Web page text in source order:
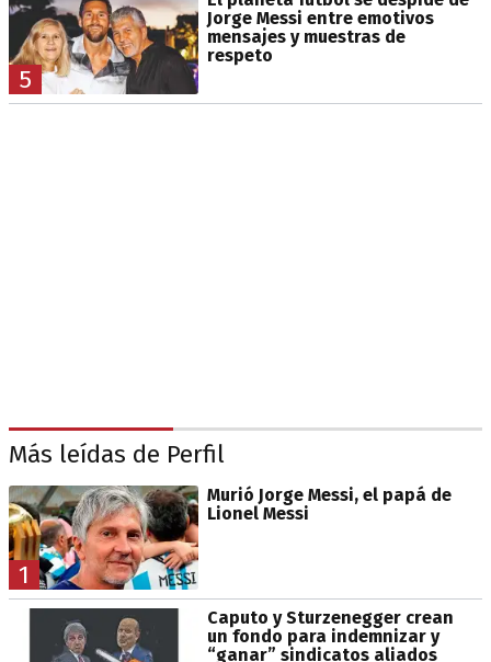
5
Jorge Messi entre emotivos
mensajes y muestras de
respeto
Más leídas de Perfil
1
Murió Jorge Messi, el papá de
Lionel Messi
Caputo y Sturzenegger crean
un fondo para indemnizar y
“ganar” sindicatos aliados